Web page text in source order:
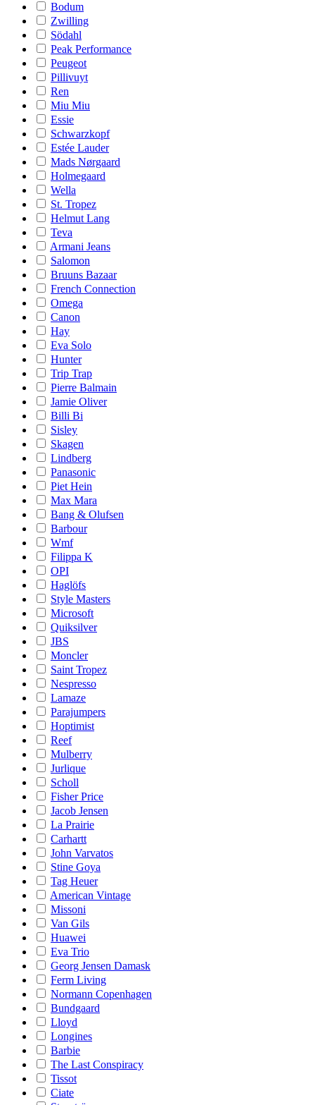
Bodum
Zwilling
Södahl
Peak Performance
Peugeot
Pillivuyt
Ren
Miu Miu
Essie
Schwarzkopf
Estée Lauder
Mads Nørgaard
Holmegaard
Wella
St. Tropez
Helmut Lang
Teva
Armani Jeans
Salomon
Bruuns Bazaar
French Connection
Omega
Canon
Hay
Eva Solo
Hunter
Trip Trap
Pierre Balmain
Jamie Oliver
Billi Bi
Sisley
Skagen
Lindberg
Panasonic
Piet Hein
Max Mara
Bang & Olufsen
Barbour
Wmf
Filippa K
OPI
Haglöfs
Style Masters
Microsoft
Quiksilver
JBS
Moncler
Saint Tropez
Nespresso
Lamaze
Parajumpers
Hoptimist
Reef
Mulberry
Jurlique
Scholl
Fisher Price
Jacob Jensen
La Prairie
Carhartt
John Varvatos
Stine Goya
Tag Heuer
American Vintage
Missoni
Van Gils
Huawei
Eva Trio
Georg Jensen Damask
Ferm Living
Normann Copenhagen
Bundgaard
Lloyd
Longines
Barbie
The Last Conspiracy
Tissot
Ciate